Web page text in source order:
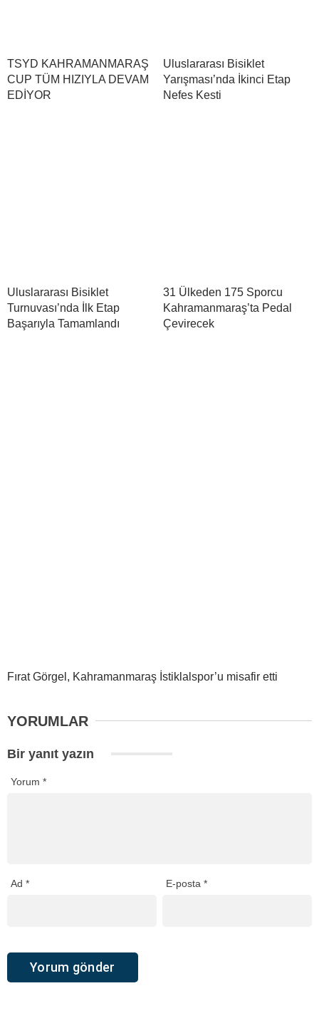
TSYD KAHRAMANMARAŞ
CUP TÜM HIZIYLA DEVAM
EDİYOR
Uluslararası Bisiklet
Yarışması’nda İkinci Etap
Nefes Kesti
Uluslararası Bisiklet
Turnuvası’nda İlk Etap
Başarıyla Tamamlandı
31 Ülkeden 175 Sporcu
Kahramanmaraş’ta Pedal
Çevirecek
Fırat Görgel, Kahramanmaraş İstiklalspor’u misafir etti
YORUMLAR
Bir yanıt yazın
Yorum *
Ad * E-posta*